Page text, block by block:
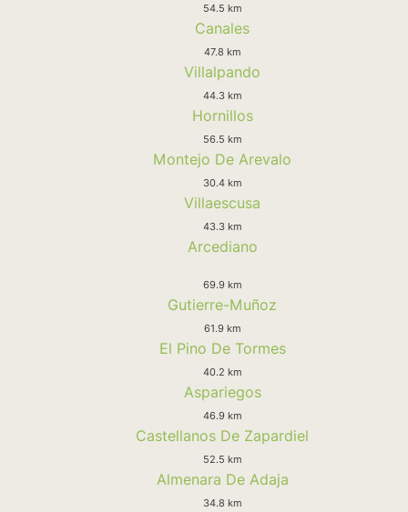
54.5 km
Canales
47.8 km
Villalpando
44.3 km
Hornillos
56.5 km
Montejo De Arevalo
30.4 km
Villaescusa
43.3 km
Arcediano
69.9 km
Gutierre-Muñoz
61.9 km
El Pino De Tormes
40.2 km
Aspariegos
46.9 km
Castellanos De Zapardiel
52.5 km
Almenara De Adaja
34.8 km